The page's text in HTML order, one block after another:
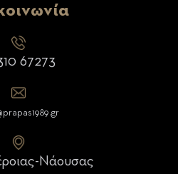
67273
Νάουσας